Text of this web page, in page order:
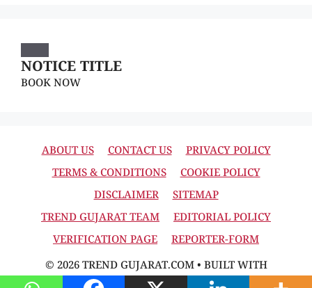
NOTICE TITLE
BOOK NOW
ABOUT US CONTACT US
PRIVACY POLICY
TERMS & CONDITIONS
COOKIE POLICY
DISCLAIMER
SITEMAP
TREND GUJARAT TEAM
EDITORIAL POLICY
VERIFICATION PAGE
REPORTER-FORM
© 2026 TREND GUJARAT.COM• BUILT WITH
GENERATEPRESS